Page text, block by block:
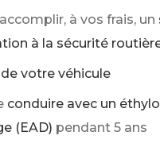
à vos frais, un
à la sécurité
votre véhicule
conduire avec un
(EAD) pendant 5 ans